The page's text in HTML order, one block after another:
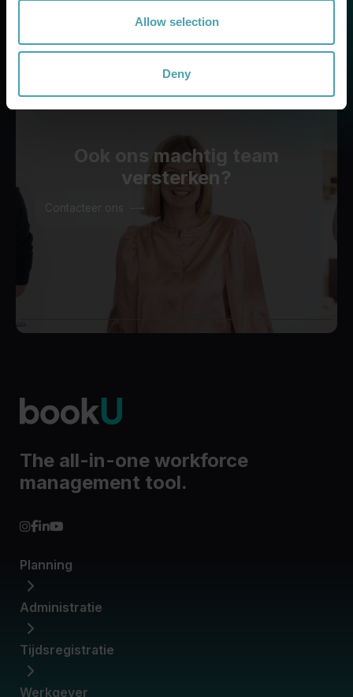
Allow selection
Deny
Ook ons machtig team
versterken?
Contacteer ons
The all-in-one workforce
management tool.
Planning
Werkroosters
Beschikbaarheden
Administratie
Contracten
Dimona-aangiftes
Tijdsregistratie
Digitale prikklok
Werkgever